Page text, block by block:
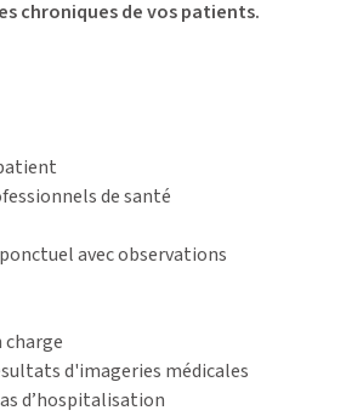
chroniques de vos patients.
de santé
avec observations
charge
d'imageries médicales
d’hospitalisation